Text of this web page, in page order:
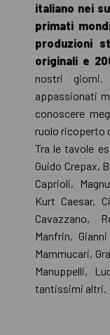
italiano nei
primati
produzioni
originali e
nostri giorni.
appassionati
conoscere
ruolo ricoperto
Tra le tavole
Guido Crepax,
Caprioli,
Kurt Caesar,
Cavazzano,
Manfrin,
Mammucari,
Manuppelli,
tantissimi altri.